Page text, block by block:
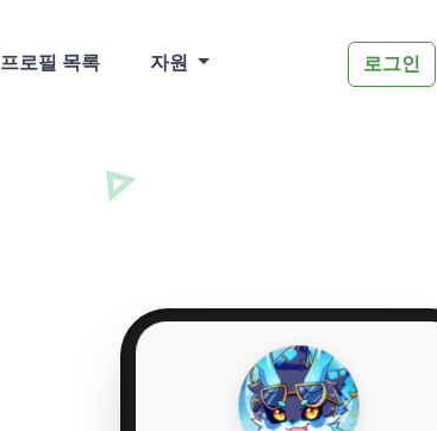
프로필 목록 자원 로그인